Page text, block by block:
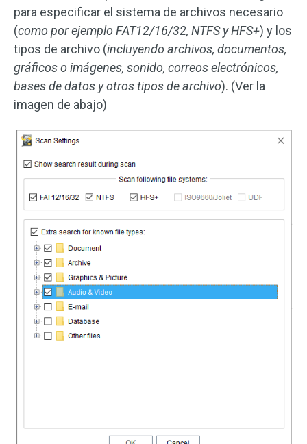
para especificar el sistema de archivos necesario
(como por ejemplo FAT12/16/32, NTFS y HFS+) y los
tipos de archivo (incluyendo archivos, documentos,
gráficos o imágenes, sonido, correos electrónicos,
bases de datos y otros tipos de archivo). (Ver la
imagen de abajo)